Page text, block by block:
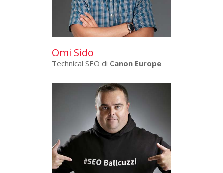
Omi Sido
Technical SEO di Canon Europe